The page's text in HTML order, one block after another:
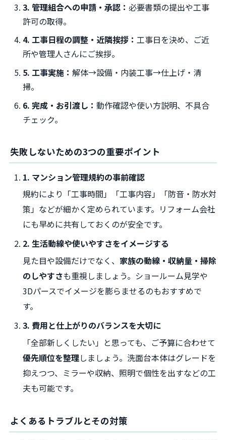
3. 管理組合への申請・承認：必要書類の提出や工事
許可の取得。
4. 工事日程の調整・近隣挨拶：工事日を決め、ご近
所や管理人さんにご挨拶。
5. 工事実施：解体→設備・内装工事→仕上げ・清
掃。
6. 完成・お引渡し：動作確認や使い方説明、不具合
チェック。
失敗しないための3つの重要ポイント
1. マンション管理規約の事前確認
規約により「工事時間」「工事内容」「防音・防水対
策」などが細かく定められています。リフォーム会社
にも早めに共有しておくのが安全です。
2. 生活動線や使いやすさをイメージする
見た目や設備だけでなく、家族の動線・収納量・掃除
のしやすさも重視しましょう。ショールーム見学や
3Dパースでイメージを膨らませるのもおすすめで
す。
3. 費用と仕上がりのバランスを大切に
「全部新しくしたい」と思っても、ご予算に合わせて
優先順位を整理しましょう。洗面台本体はグレードを
抑えつつ、ミラーや収納、照明で個性を出すなどの工
夫も可能です。
よくあるトラブルとその対策